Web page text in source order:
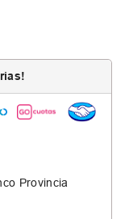
Provincia